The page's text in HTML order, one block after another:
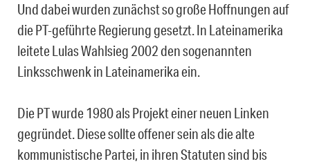
Und dabei wurden zunächst so große Hoffnungen auf
die PT-geführte Regierung gesetzt. In Lateinamerika
leitete Lulas Wahlsieg 2002 den sogenannten
Linksschwenk in Lateinamerika ein.
Die PT wurde 1980 als Projekt einer neuen Linken
gegründet. Diese sollte offener sein als die alte
kommunistische Partei, in ihren Statuten sind bis